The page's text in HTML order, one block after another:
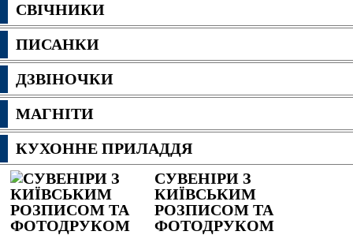
СВІЧНИКИ
ПИСАНКИ
ДЗВІНОЧКИ
МАГНІТИ
КУХОННЕ ПРИЛАДДЯ
СУВЕНІРИ З
КИЇВСЬКИМ
РОЗПИСОМ ТА
ФОТОДРУКОМ